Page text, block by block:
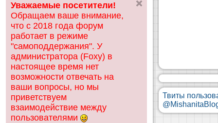
ск
Уважаемые посетители!
Обращаем ваше внимание,
что с 2018 года форум
работает в режиме
"самоподдержания". У
администратора (Foxy) в
настоящее время нет
возможности отвечать на
ваши вопросы, но мы
приветствуем
взаимодействие между
пользователями
Твиты